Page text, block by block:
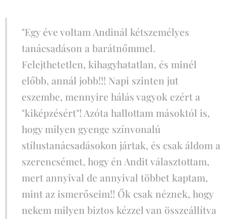
"Egy éve voltam Andinál kétszemélyes
tanácsadáson a barátnőmmel.
Felejthetetlen, kihagyhatatlan, és minél
előbb, annál jobb!!! Napi szinten jut
eszembe, mennyire hálás vagyok ezért a
"kiképzésért"! Azóta hallottam másoktól is,
hogy milyen gyenge színvonalú
stílustanácsadásokon jártak, és csak áldom a
szerencsémet, hogy én Andit választottam,
mert annyival de annyival többet kaptam,
mint az ismerőseim!! Ők csak néznek, hogy
nekem milyen biztos kézzel van összeállítva